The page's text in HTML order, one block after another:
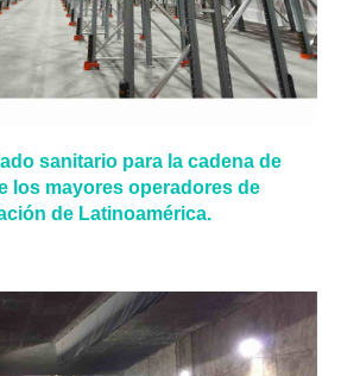
sanitario para la cadena de
los mayores operadores de
de Latinoamérica.